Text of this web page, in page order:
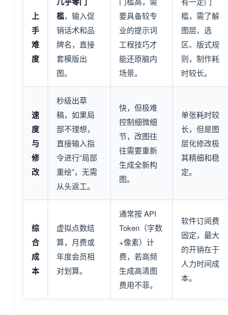
上
手
难
度
槛，输入促
销话术和品
牌名，直接
套模版出
图。
要具备较专
业的提示词
工程技巧才
能还原脑内
场景。
槛，需了解
图层、选
区、版式规
则，制作耗
时较长。
速
度
与
修
改
秒级出草
稿，如果局
部不理想，
直接输入指
令进行“局部
重绘”，无需
从头返工。
快，但极难
控制细微细
节，改图往
往需要重新
生成全新构
图。
单张耗时较
长，但是图
层化修改极
其精细和稳
定。
综
合
成
本
虚拟点数结
算，月费或
年度会员相
对划算。
通常按 API
Token（字数
+像素）计
费，若高频
生成高清图
费用不菲。
软件订阅费
固定，最大
的开销在于
人力时间成
本。